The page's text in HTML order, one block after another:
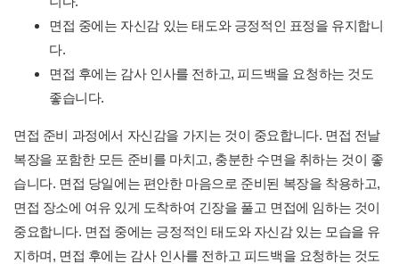
면접 중에는 자신감 있는 태도와 긍정적인 표정을 유지합니
다.
면접 후에는 감사 인사를 전하고, 피드백을 요청하는 것도
좋습니다.
면접 준비 과정에서 자신감을 가지는 것이 중요합니다. 면접 전날
복장을 포함한 모든 준비를 마치고, 충분한 수면을 취하는 것이 좋
습니다. 면접 당일에는 편안한 마음으로 준비된 복장을 착용하고,
면접 장소에 여유 있게 도착하여 긴장을 풀고 면접에 임하는 것이
중요합니다. 면접 중에는 긍정적인 태도와 자신감 있는 모습을 유
지하며, 면접 후에는 감사 인사를 전하고 피드백을 요청하는 것도